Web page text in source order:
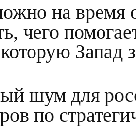
на время
чего
Запад
шум для
по